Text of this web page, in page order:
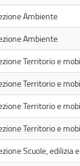
Ambiente
Ambiente
Territorio e
Territorio e
Territorio e
Territorio e
Scuole, edilizia